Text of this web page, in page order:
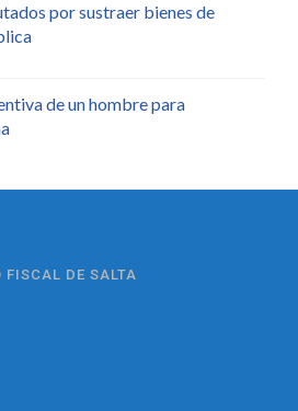
por sustraer bienes de
de un hombre para
DE SALTA